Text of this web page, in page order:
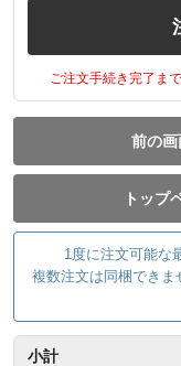
ご注文手続き完了ま
前の
トップ
1度に注文可能な
複数注文は同梱できま
小計